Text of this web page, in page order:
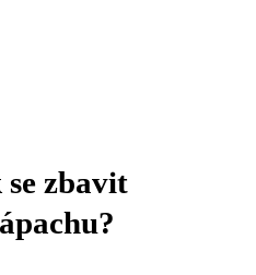
zbavit